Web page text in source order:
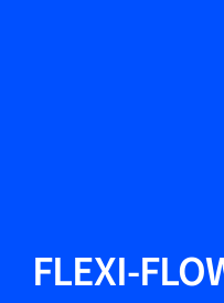
Produits
FLEXI-